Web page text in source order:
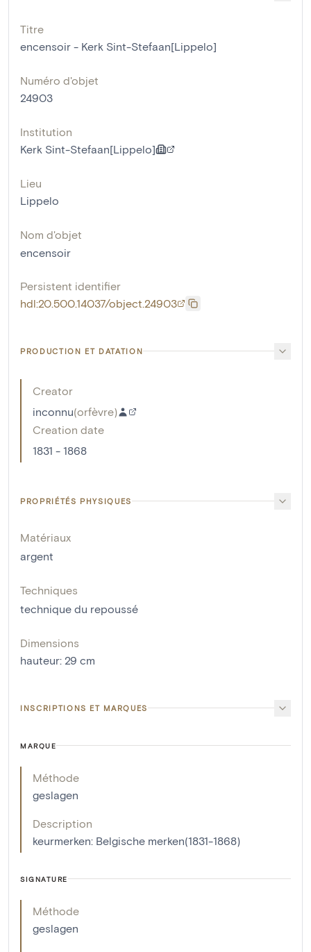
Titre
encensoir - Kerk Sint-Stefaan[Lippelo]
Numéro d'objet
24903
Institution
Kerk Sint-Stefaan[Lippelo]
Lieu
Lippelo
Nom d'objet
encensoir
Persistent identifier
hdl:20.500.14037/object.24903
PRODUCTION ET DATATION
Creator
inconnu(orfèvre)
Creation date
1831 - 1868
PROPRIÉTÉS PHYSIQUES
Matériaux
argent
Techniques
technique du repoussé
Dimensions
hauteur: 29 cm
INSCRIPTIONS ET MARQUES
MARQUE
Méthode
geslagen
Description
keurmerken: Belgische merken(1831-1868)
SIGNATURE
Méthode
geslagen